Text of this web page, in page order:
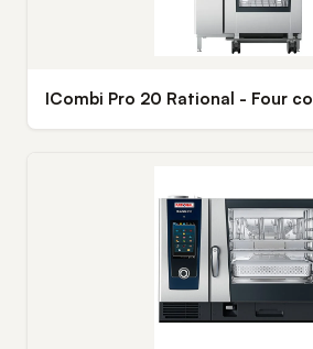
ICombi Pro 20 Rational - Four